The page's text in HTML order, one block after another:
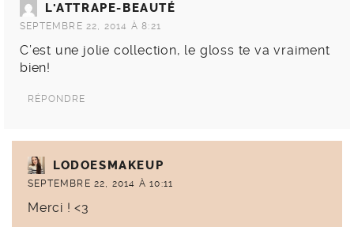
L'ATTRAPE-BEAUTÉ
SEPTEMBRE 22, 2014 À 8:21
C’est une jolie collection, le gloss te va vraiment
bien!
RÉPONDRE
LODOESMAKEUP
SEPTEMBRE 22, 2014 À 10:11
Merci ! <3